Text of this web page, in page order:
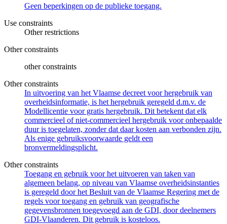
Geen beperkingen op de publieke toegang.
Use constraints
Other restrictions
Other constraints
other constraints
Other constraints
In uitvoering van het Vlaamse decreet voor hergebruik van
overheidsinformatie, is het hergebruik geregeld d.m.v. de
Modellicentie voor gratis hergebruik. Dit betekent dat elk
commercieel of niet-commercieel hergebruik voor onbepaalde
duur is toegelaten, zonder dat daar kosten aan verbonden zijn.
Als enige gebruiksvoorwaarde geldt een
bronvermeldingsplicht.
Other constraints
Toegang en gebruik voor het uitvoeren van taken van
algemeen belang, op niveau van Vlaamse overheidsinstanties
is geregeld door het Besluit van de Vlaamse Regering met de
regels voor toegang en gebruik van geografische
gegevensbronnen toegevoegd aan de GDI, door deelnemers
GDI-Vlaanderen. Dit gebruik is kosteloos.